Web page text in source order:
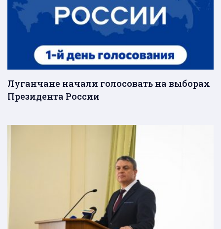
Луганчане начали голосовать на выборах
Президента России